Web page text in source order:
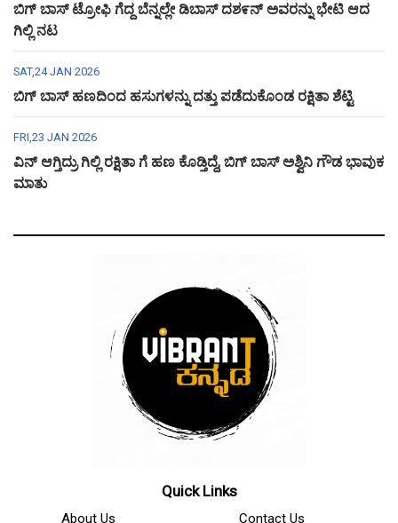
ಬಿಗ್ ಬಾಸ್ ಟ್ರೋಫಿ ಗೆದ್ದ ಬೆನ್ನಲ್ಲೇ ಡಿಬಾಸ್ ದಶ೯ನ್ ಅವರನ್ನು ಭೇಟಿ ಆದ
ಗಿಲ್ಲಿ ನಟ
SAT,24 JAN 2026
ಬಿಗ್ ಬಾಸ್ ಹಣದಿಂದ ಹಸುಗಳನ್ನು ದತ್ತು ಪಡೆದುಕೊಂಡ ರಕ್ಷಿತಾ ಶೆಟ್ಟಿ
FRI,23 JAN 2026
ವಿನ್ ಆಗ್ತಿದ್ರು ಗಿಲ್ಲಿ ರಕ್ಷಿತಾ ಗೆ ಹಣ ಕೊಡ್ತಿದ್ದೆ, ಬಿಗ್ ಬಾಸ್ ಅಶ್ವಿನಿ ಗೌಡ ಭಾವುಕ
ಮಾತು
Quick Links
About Us Contact Us